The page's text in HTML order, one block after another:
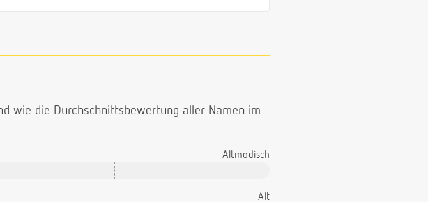
wie die Durchschnittsbewertung aller Namen im
Altmodisch
Alt